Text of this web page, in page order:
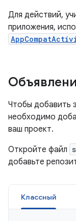
Для действий,
приложения,
Чтобы добавить
необходимо
ваш проект.
Откройте файл
добавьте
Классный